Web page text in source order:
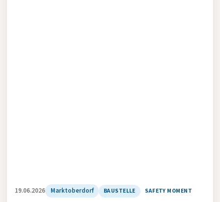
19.06.2026 Marktoberdorf BAUSTELLE SAFETY MOMENT